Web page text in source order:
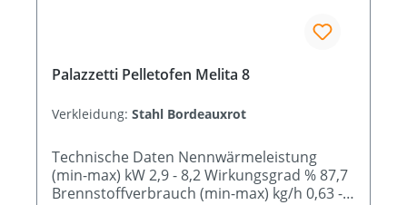
Palazzetti Pelletofen Melita 8
Verkleidung: Stahl Bordeauxrot
Technische Daten Nennwärmeleistung
(min-max) kW 2,9 - 8,2 Wirkungsgrad % 87,7
Brennstoffverbrauch (min-max) kg/h 0,63 -